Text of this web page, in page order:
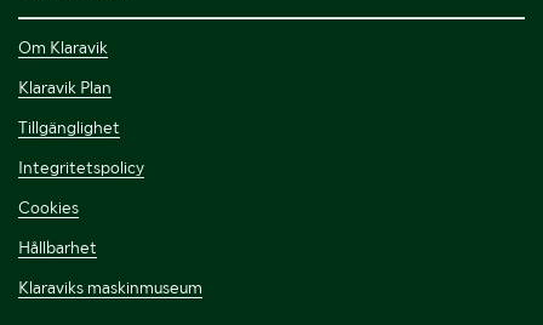
Om Klaravik
Klaravik Plan
Tillgänglighet
Integritetspolicy
Cookies
Hållbarhet
Klaraviks maskinmuseum